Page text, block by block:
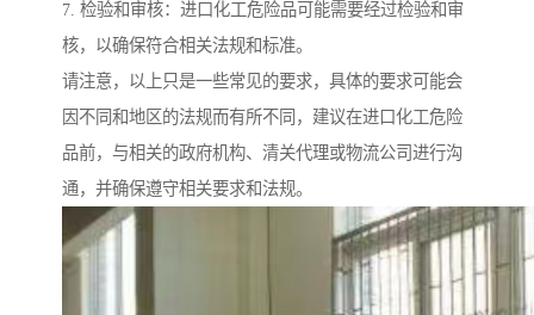
7. 检验和审核：进口化工危险品可能需要经过检验和审
核，以确保符合相关法规和标准。
请注意，以上只是一些常见的要求，具体的要求可能会
因不同和地区的法规而有所不同，建议在进口化工危险
品前，与相关的政府机构、清关代理或物流公司进行沟
通，并确保遵守相关要求和法规。